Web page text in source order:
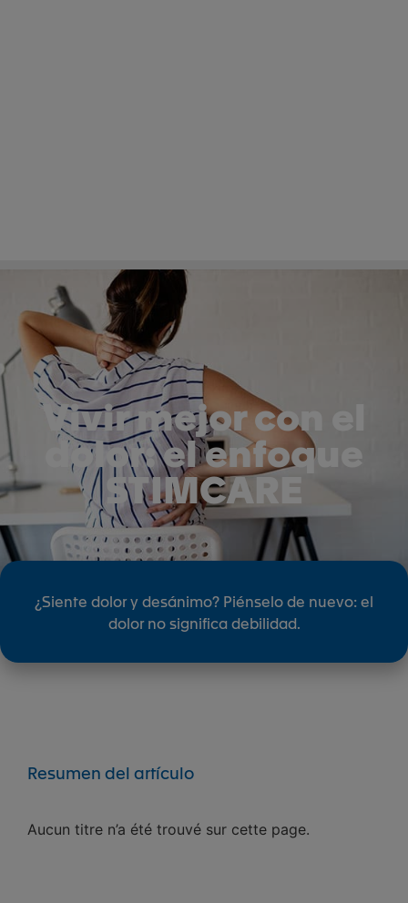
Vivir mejor con el
dolor: el enfoque
STIMCARE
¿Siente dolor y desánimo? Piénselo de nuevo: el
dolor no significa debilidad.
Resumen del artículo
Aucun titre n’a été trouvé sur cette page.